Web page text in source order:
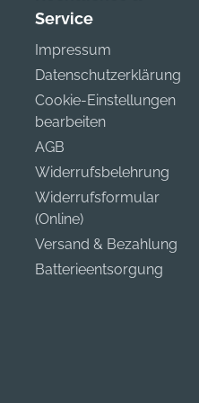
Service
Impressum
Datenschutzerklärung
Cookie-Einstellungen
bearbeiten
AGB
Widerrufsbelehrung
Widerrufsformular
(Online)
Versand & Bezahlung
Batterieentsorgung